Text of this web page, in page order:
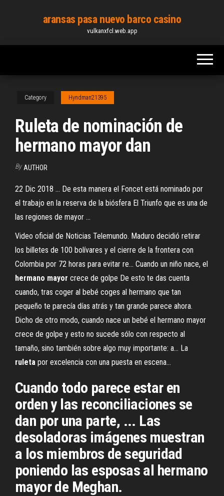
content
aransas pasa nuevo barco casino
vulkanxfcl.web.app
Category Hyndman21395
Ruleta de nominación de
hermano mayor dan
By AUTHOR
22 Dic 2018 ... De esta manera el Foncet está nominado por
el trabajo en la reserva de la biósfera El Triunfo que es una de
las regiones de mayor ...
Video oficial de Noticias Telemundo. Maduro decidió retirar
los billetes de 100 bolívares y el cierre de la frontera con
Colombia por 72 horas para evitar re... Cuando un niño nace, el
hermano mayor crece de golpe De esto te das cuenta
cuando, tras coger al bebé coges al hermano que tan
pequeño te parecía días atrás y tan grande parece ahora.
Dicho de otro modo, cuando nace un bebé el hermano mayor
crece de golpe y esto no sucede sólo con respecto al
tamaño, sino también sobre algo muy importante: a... La
ruleta por excelencia con una puesta en escena…
Cuando todo parece estar en
orden y las reconciliaciones se
dan por una parte, ... Las
desoladoras imágenes muestran
a los miembros de seguridad
poniendo las esposas al hermano
mayor de Meghan.